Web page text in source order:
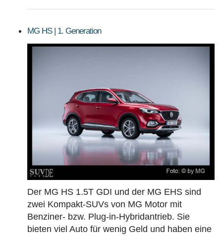
MG HS | 1. Generation
Der MG HS 1.5T GDI und der MG EHS sind
zwei Kompakt-SUVs von MG Motor mit
Benziner- bzw. Plug-in-Hybridantrieb. Sie
bieten viel Auto für wenig Geld und haben eine